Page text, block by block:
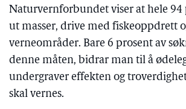
Naturvernforbundet viser at hele 94
ut masser, drive med fiskeoppdrett
verneområder. Bare 6 prosent av
denne måten, bidrar man til å
undergraver effekten og
skal vernes.